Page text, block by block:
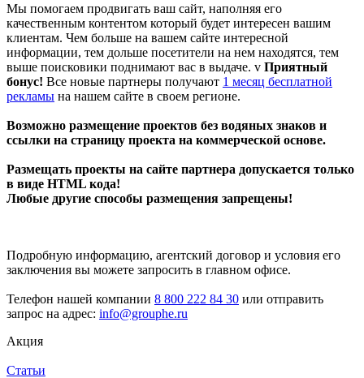
Мы помогаем продвигать ваш сайт, наполняя его
качественным контентом который будет интересен вашим
клиентам. Чем больше на вашем сайте интересной
информации, тем дольше посетители на нем находятся, тем
выше поисковики поднимают вас в выдаче. v Приятный
бонус! Все новые партнеры получают 1 месяц бесплатной
рекламы на нашем сайте в своем регионе.
Возможно размещение проектов без водяных знаков и
ссылки на страницу проекта на коммерческой основе.
Размещать проекты на сайте партнера допускается только
в виде HTML кода!
Любые другие способы размещения запрещены!
Подробную информацию, агентский договор и условия его
заключения вы можете запросить в главном офисе.
Телефон нашей компании 8 800 222 84 30 или отправить
запрос на адрес: info@grouphe.ru
Акция
Статьи